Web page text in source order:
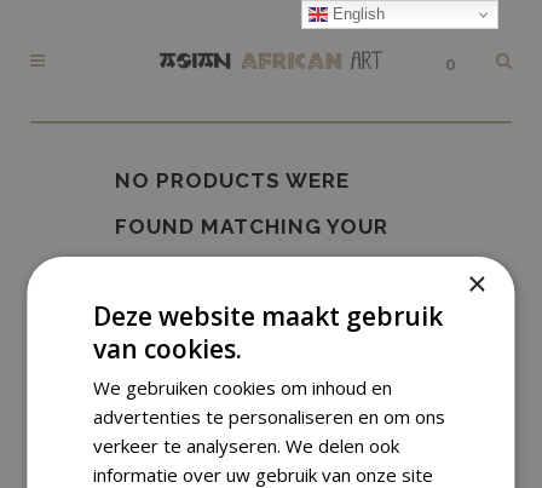
0
NO PRODUCTS WERE
FOUND MATCHING YOUR
English
×
Deze website maakt gebruik
van cookies.
We gebruiken cookies om inhoud en
advertenties te personaliseren en om ons
verkeer te analyseren. We delen ook
informatie over uw gebruik van onze site